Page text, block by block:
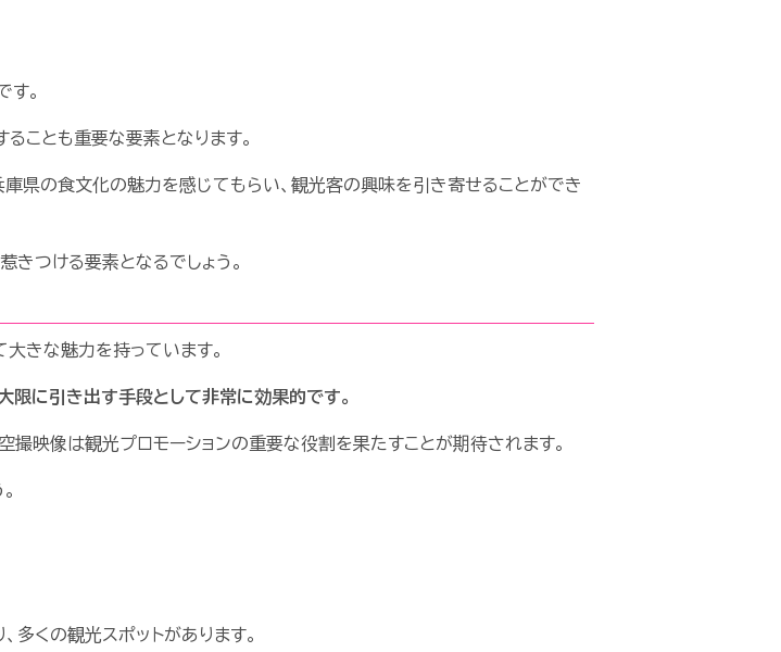
す。
ことも重要な要素となります。
県の食文化の魅力を感じてもらい、観光客の興味を引き寄せることができ
きつける要素となるでしょう。
きな魅力を持っています。
限に引き出す手段として非常に効果的です。
撮映像は観光プロモーションの重要な役割を果たすことが期待されます。
くの観光スポットがあります。